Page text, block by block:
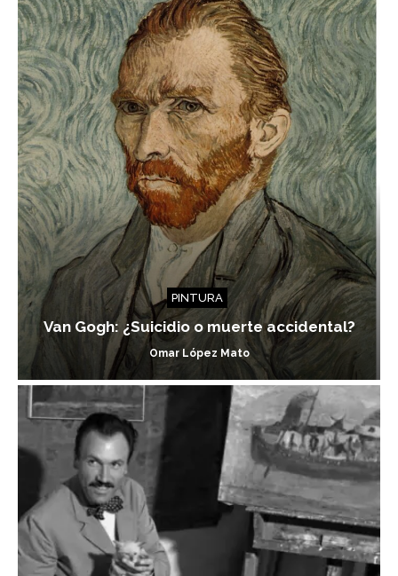
PINTURA
Van Gogh: ¿Suicidio o muerte accidental?
Omar López Mato